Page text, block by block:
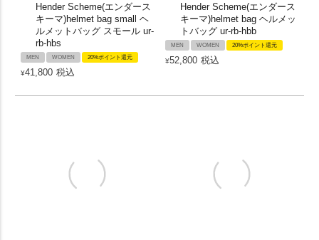
Hender Scheme(エンダース
キーマ)helmet bag small ヘ
ルメットバッグ スモール ur-
rb-hbs
MEN WOMEN 20%ポイント還元
¥41,800 税込
Hender Scheme(エンダース
キーマ)helmet bag ヘルメッ
トバッグ ur-rb-hbb
MEN WOMEN 20%ポイント還元
¥52,800 税込